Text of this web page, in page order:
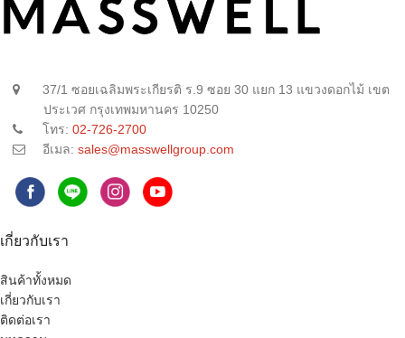
37/1 ซอยเฉลิมพระเกียรติ ร.9 ซอย 30 แยก 13 แขวงดอกไม้ เขต
ประเวศ กรุงเทพมหานคร 10250
โทร: 02-726-2700
อีเมล: sales@masswellgroup.com
เกี่ยวกับเรา
สินค้าทั้งหมด
เกี่ยวกับเรา
ติดต่อเรา